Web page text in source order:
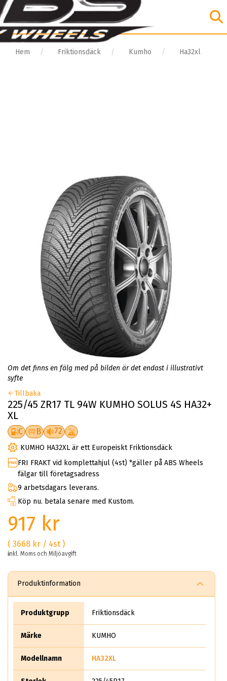
Hem Friktionsdäck Kumho Ha32xl
Om det finns en fälg med på bilden är det endast i illustrativt
syfte
Tillbaka
225/45 ZR17 TL 94W KUMHO SOLUS 4S HA32+
XL
C B 72
KUMHO HA32XL är ett Europeiskt Friktionsdäck
FRI FRAKT vid komplettahjul (4st) *gäller på ABS Wheels
fälgar till företagsadress
9 arbetsdagars leverans.
Köp nu. betala senare med Kustom.
917 kr
( 3668 kr / 4st )
inkl. Moms och Miljöavgift
Produktinformation
Produktgrupp Friktionsdäck
Märke KUMHO
Modellnamn HA32XL